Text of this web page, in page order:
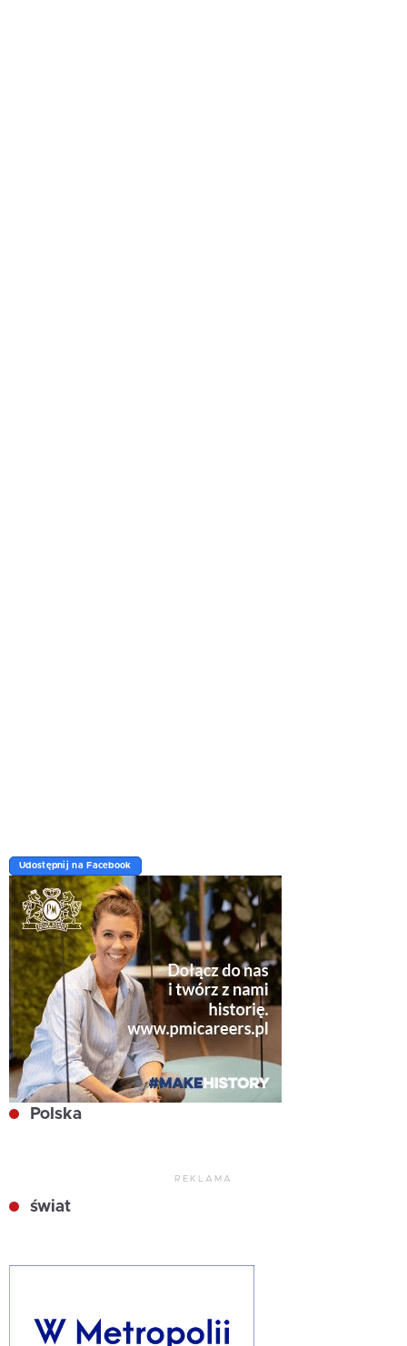
Udostępnij na Facebook
Polska
REKLAMA
świat